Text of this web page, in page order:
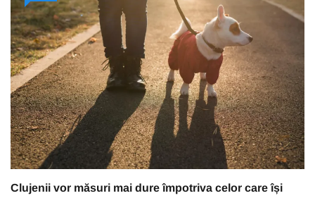
Clujenii vor măsuri mai dure împotriva celor care își